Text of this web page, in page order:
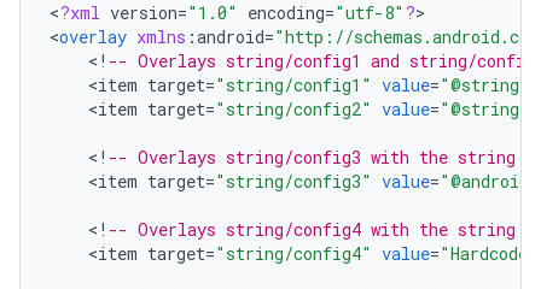
<?xml version="1.0" encoding="utf-8" ?>
<overlay xmlns :android="http://
< ! -- Overlays string/config1 and string/
<item target="string/config1" value="@string/
<item target="string/config2" value="@string/
< ! -- Overlays string/config3 with the string
<item target="string/config3" value=
< ! -- Overlays string/config4 with the string
<item target="string/config4" value=